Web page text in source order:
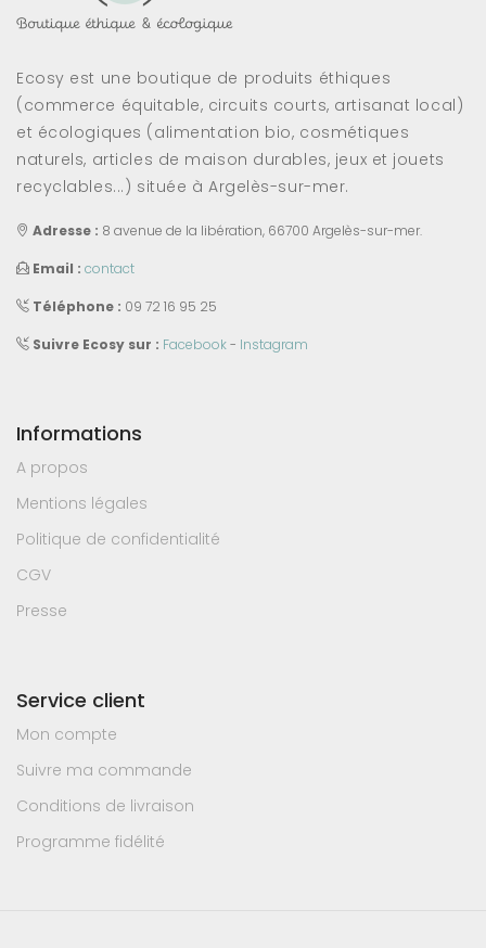
Ecosy est une boutique de produits éthiques
(commerce équitable, circuits courts, artisanat local)
et écologiques (alimentation bio, cosmétiques
naturels, articles de maison durables, jeux et jouets
recyclables...) située à Argelès-sur-mer.
Adresse : 8 avenue de la libération, 66700 Argelès-sur-mer.
Email : contact
Téléphone : 09 72 16 95 25
Suivre Ecosy sur : Facebook- Instagram
Informations
A propos
Mentions légales
Politique de confidentialité
CGV
Presse
Service client
Mon compte
Suivre ma commande
Conditions de livraison
Programme fidélité